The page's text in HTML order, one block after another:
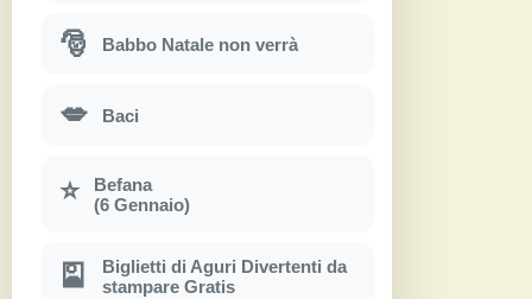
🎅 Babbo Natale non verrà
💋 Baci
⭐
Befana
(6 Gennaio)
🎴
Biglietti di Aguri Divertenti da
stampare Gratis